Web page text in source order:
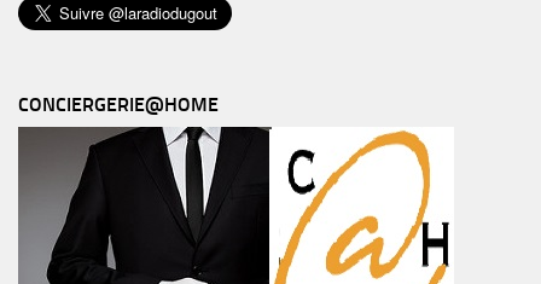
CONCIERGERIE@HOME